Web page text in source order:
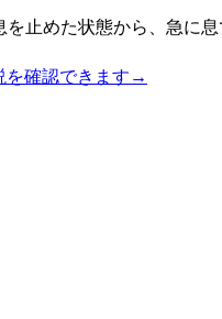
を止めた状態から、急
を確認できます →